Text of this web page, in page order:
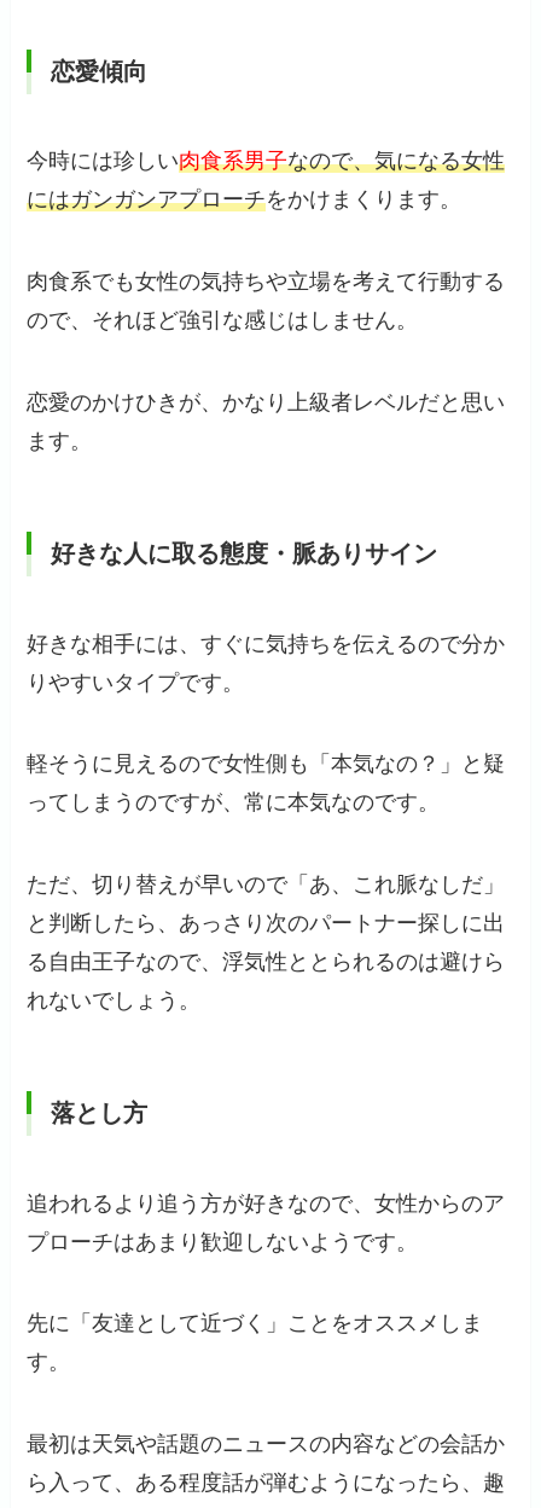
恋愛傾向
今時には珍しい肉食系男子なので、気になる女性
にはガンガンアプローチをかけまくります。
肉食系でも女性の気持ちや立場を考えて行動する
ので、それほど強引な感じはしません。
恋愛のかけひきが、かなり上級者レベルだと思い
ます。
好きな人に取る態度・脈ありサイン
好きな相手には、すぐに気持ちを伝えるので分か
りやすいタイプです。
軽そうに見えるので女性側も「本気なの？」と疑
ってしまうのですが、常に本気なのです。
ただ、切り替えが早いので「あ、これ脈なしだ」
と判断したら、あっさり次のパートナー探しに出
る自由王子なので、浮気性ととられるのは避けら
れないでしょう。
落とし方
追われるより追う方が好きなので、女性からのア
プローチはあまり歓迎しないようです。
先に「友達として近づく」ことをオススメしま
す。
最初は天気や話題のニュースの内容などの会話か
ら入って、ある程度話が弾むようになったら、趣